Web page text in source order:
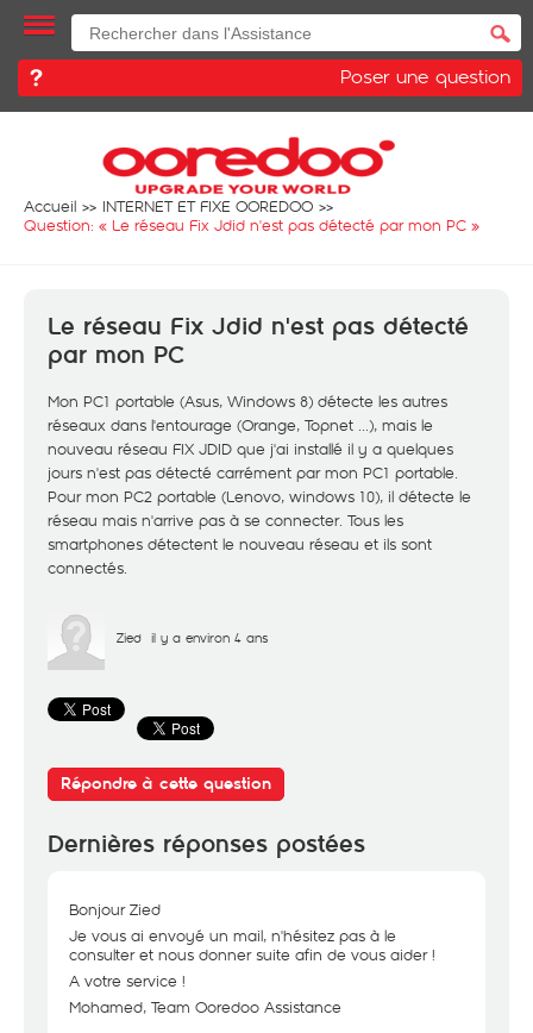
Poser une question
Accueil
INTERNET ET FIXE OOREDOO
Question: « Le réseau Fix Jdid n'est pas détecté par mon PC »
Le réseau Fix Jdid n'est pas détecté
par mon PC
Mon PC1 portable (Asus, Windows 8) détecte les autres
réseaux dans l'entourage (Orange, Topnet ...), mais le
nouveau réseau FIX JDID que j'ai installé il y a quelques
jours n'est pas détecté carrément par mon PC1 portable.
Pour mon PC2 portable (Lenovo, windows 10), il détecte le
réseau mais n'arrive pas à se connecter. Tous les
smartphones détectent le nouveau réseau et ils sont
connectés.
Zied il y a environ 4 ans
Répondre à cette question
Dernières réponses postées
Bonjour Zied
Je vous ai envoyé un mail, n'hésitez pas à le
consulter et nous donner suite afin de vous aider !
A votre service !
Mohamed, Team Ooredoo Assistance